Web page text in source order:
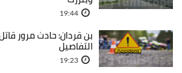
19:44
بن قردان: حادث مرور
التفاصيل
19:23